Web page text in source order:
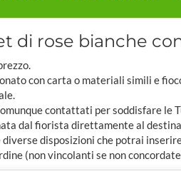
di rose bianche
con carta o materiali simili e
contattati per soddisfare le
dal fiorista direttamente al
disposizioni che potrai
(non vincolanti se non